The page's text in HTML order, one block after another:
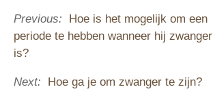
Previous:
Hoe is het mogelijk om een ​​
periode te hebben wanneer hij zwanger
is?
Next: Hoe ga je om zwanger te zijn?